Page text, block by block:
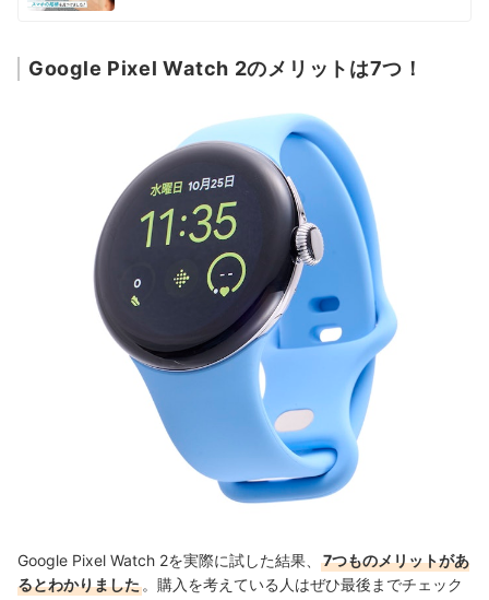
Google Pixel Watch 2のメリットは7つ！
Google Pixel Watch 2を実際に試した結果、
7つものメリットがあ
るとわかりました 。購入を考えている人はぜひ最後までチェック